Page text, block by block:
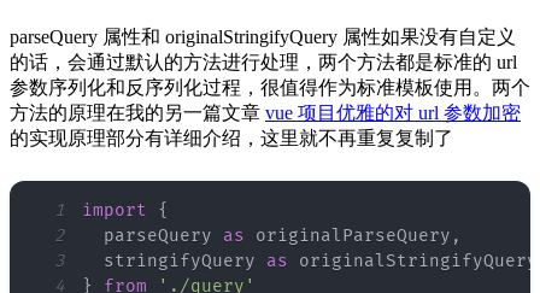
parseQuery 属性和 originalStringifyQuery 属性如果没有自定义
的话，会通过默认的方法进行处理，两个方法都是标准的 url
参数序列化和反序列化过程，很值得作为标准模板使用。两个
方法的原理在我的另一篇文章 vue 项目优雅的对 url 参数加密
的实现原理部分有详细介绍，这里就不再重复复制了
1 import
{
2
  parseQuery
as originalParseQuery ,
3
  stringifyQuery
as originalStringifyQuery
4
} from
'./query'